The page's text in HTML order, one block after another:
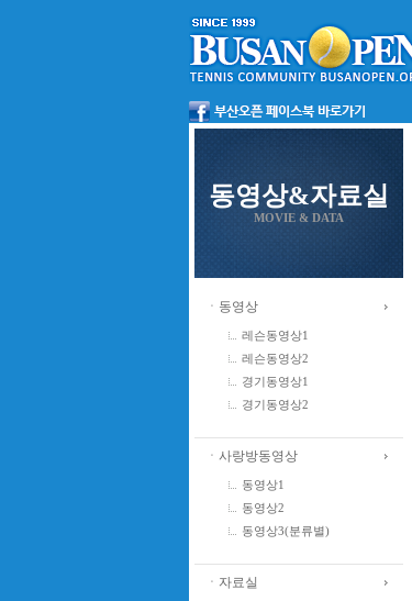
동영상&자료실
MOVIE & DATA
ㆍ동영상
레슨동영상1
레슨동영상2
경기동영상1
경기동영상2
ㆍ사랑방동영상
동영상1
동영상2
동영상3(분류별)
ㆍ자료실